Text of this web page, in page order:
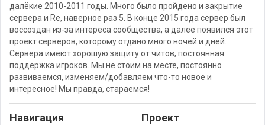
далёкие 2010-2011 годы. Много было пройдено и закрытие
сервера и Re, наверное раз 5. В конце 2015 года сервер был
воссоздан из-за интереса сообщества, а далее появился этот
проект серверов, которому отдано много ночей и дней.
Сервера имеют хорошую защиту от читов, постоянная
поддержка игроков. Мы не стоим на месте, постоянно
развиваемся, изменяем/добавляем что-то новое и
интересное! Мы правда, стараемся!
Навигация Проект